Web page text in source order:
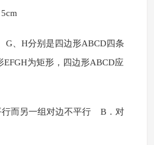
G、H分别是四边形ABCD四条
为矩形，四边形ABCD应
而另一组对边不平行 B．对